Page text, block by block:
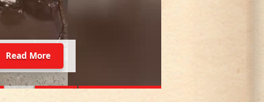
Read More